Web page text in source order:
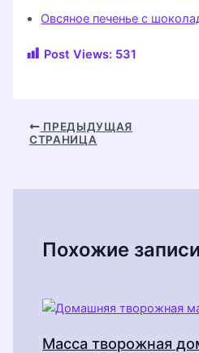
Овсяное печенье с
Post Views: 531
Навигация
ПРЕДЫДУЩАЯ
СТРАНИЦА
Похожие записи
Масса творожная